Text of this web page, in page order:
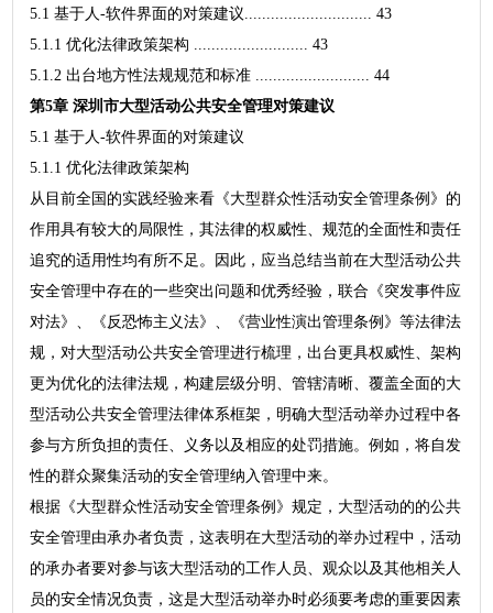
5.1 基于人-软件界面的对策建议............................. 43
5.1.1 优化法律政策架构 .......................... 43
5.1.2 出台地方性法规规范和标准 .......................... 44
第5章 深圳市大型活动公共安全管理对策建议
5.1 基于人-软件界面的对策建议
5.1.1 优化法律政策架构
从目前全国的实践经验来看《大型群众性活动安全管理条例》的
作用具有较大的局限性，其法律的权威性、规范的全面性和责任
追究的适用性均有所不足。因此，应当总结当前在大型活动公共
安全管理中存在的一些突出问题和优秀经验，联合《突发事件应
对法》、《反恐怖主义法》、《营业性演出管理条例》等法律法
规，对大型活动公共安全管理进行梳理，出台更具权威性、架构
更为优化的法律法规，构建层级分明、管辖清晰、覆盖全面的大
型活动公共安全管理法律体系框架，明确大型活动举办过程中各
参与方所负担的责任、义务以及相应的处罚措施。例如，将自发
性的群众聚集活动的安全管理纳入管理中来。
根据《大型群众性活动安全管理条例》规定，大型活动的的公共
安全管理由承办者负责，这表明在大型活动的举办过程中，活动
的承办者要对参与该大型活动的工作人员、观众以及其他相关人
员的安全情况负责，这是大型活动举办时必须要考虑的重要因素